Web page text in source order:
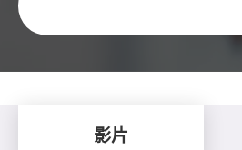
影片